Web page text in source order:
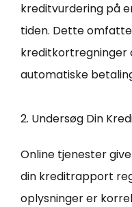
kreditvurdering på
tiden. Dette
automatiske
2. Undersøg Din
Online tjenester
din kreditrapport
oplysninger er